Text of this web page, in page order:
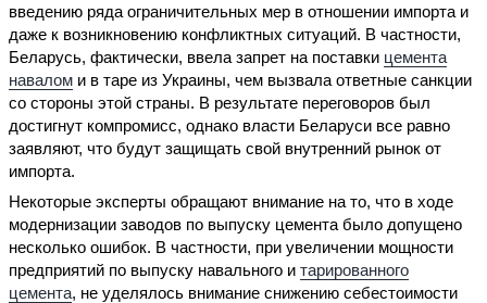
введению ряда ограничительных мер в отношении импорта и
даже к возникновению конфликтных ситуаций. В частности,
Беларусь, фактически, ввела запрет на поставки цемента
навалом и в таре из Украины, чем вызвала ответные санкции
со стороны этой страны. В результате переговоров был
достигнут компромисс, однако власти Беларуси все равно
заявляют, что будут защищать свой внутренний рынок от
импорта.
Некоторые эксперты обращают внимание на то, что в ходе
модернизации заводов по выпуску цемента было допущено
несколько ошибок. В частности, при увеличении мощности
предприятий по выпуску навального и тарированного
цемента, не уделялось внимание снижению себестоимости